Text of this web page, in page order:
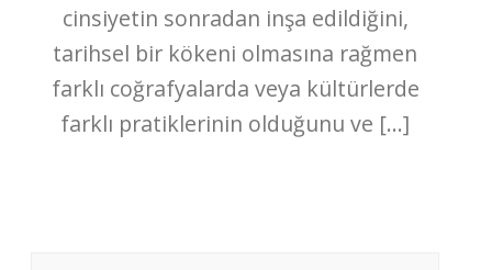
cinsiyetin sonradan inşa edildiğini,
tarihsel bir kökeni olmasına rağmen
farklı coğrafyalarda veya kültürlerde
farklı pratiklerinin olduğunu ve […]